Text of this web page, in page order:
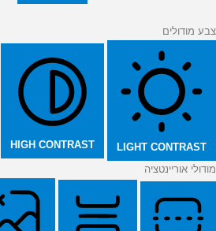
צבע מודולים
LIGHT CONTRAST
HIGH CONTRAST
מודולי אוריינטציה